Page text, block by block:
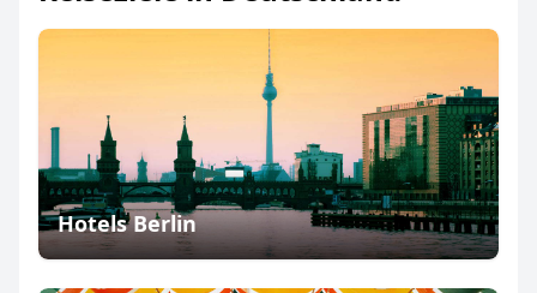
Hotels Berlin